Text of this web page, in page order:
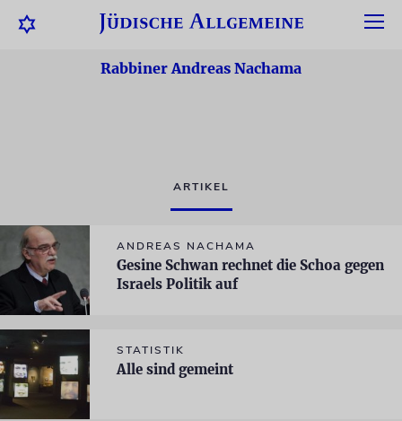
Rabbiner Andreas Nachama
ARTIKEL
ANDREAS NACHAMA
Gesine Schwan rechnet die Schoa gegen
Israels Politik auf
STATISTIK
Alle sind gemeint